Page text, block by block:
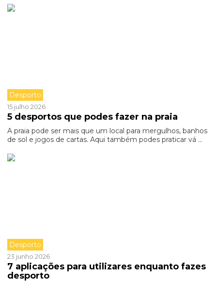
Desporto
15 julho 2026
5 desportos que podes fazer na praia
A praia pode ser mais que um local para mergulhos, banhos
de sol e jogos de cartas. Aqui também podes praticar vá ...
Desporto
23 junho 2026
7 aplicações para utilizares enquanto fazes
desporto